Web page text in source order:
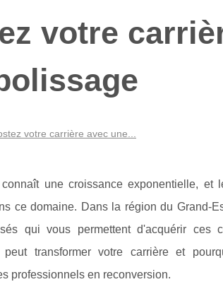
votre
votre carrière avec une...
une croissance exponentielle, et
ce domaine. Dans la région du Grand-
qui vous permettent d'acquérir ces
transformer votre carrière et
professionnels en reconversion.